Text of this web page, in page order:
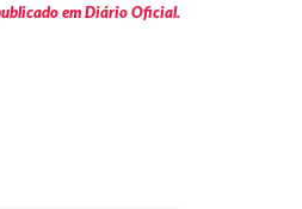
em Diário Oficial.